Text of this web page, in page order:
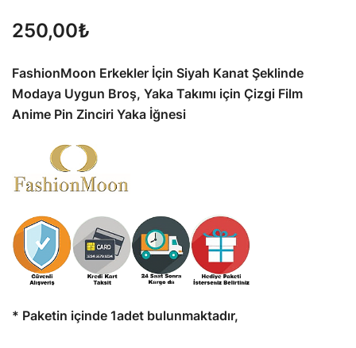
250,00₺
FashionMoon Erkekler İçin Siyah Kanat Şeklinde
Modaya Uygun Broş, Yaka Takımı için Çizgi Film
Anime Pin Zinciri Yaka İğnesi
* Paketin içinde 1adet bulunmaktadır,